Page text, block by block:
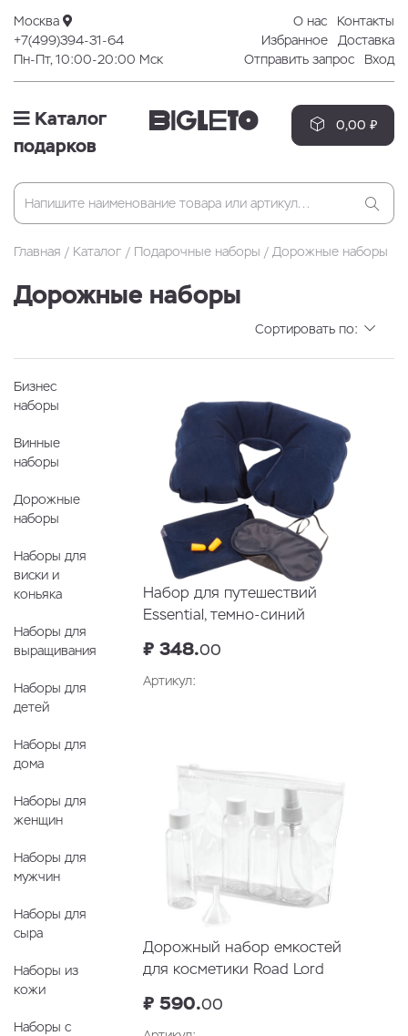
Москва
+7(499)394-31-64
Пн-Пт, 10:00-20:00 Мск
О нас
Контакты
Избранное
Доставка
Отправить запрос
Вход
Каталог
подарков
0,00 ₽
Главная Каталог Подарочные наборы Дорожные наборы
Дорожные наборы
Сортировать по:
Бизнес
наборы
Винные
наборы
Дорожные
наборы
Наборы для
виски и
коньяка
Наборы для
выращивания
Наборы для
детей
Наборы для
дома
Наборы для
женщин
Наборы для
мужчин
Наборы для
сыра
Наборы из
кожи
Наборы с
Набор для путешествий
Essential, темно-синий
₽ 348.00
Артикул:
Дорожный набор емкостей
для косметики Road Lord
₽ 590.00